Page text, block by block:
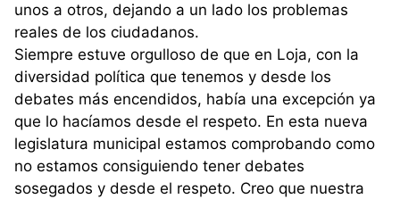
unos a otros, dejando a un lado los problemas
reales de los ciudadanos.
Siempre estuve orgulloso de que en Loja, con la
diversidad política que tenemos y desde los
debates más encendidos, había una excepción ya
que lo hacíamos desde el respeto. En esta nueva
legislatura municipal estamos comprobando como
no estamos consiguiendo tener debates
sosegados y desde el respeto. Creo que nuestra